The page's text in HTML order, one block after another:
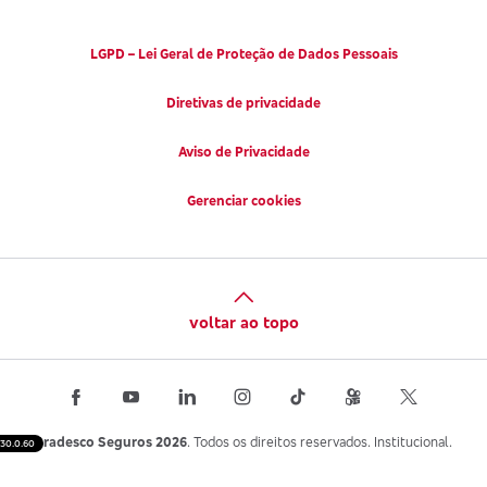
30.0.60
LGPD – Lei Geral de Proteção de Dados Pessoais
Diretivas de privacidade
Aviso de Privacidade
Gerenciar cookies
voltar ao topo
Bradesco Seguros 2026. Todos os direitos reservados. Institucional.